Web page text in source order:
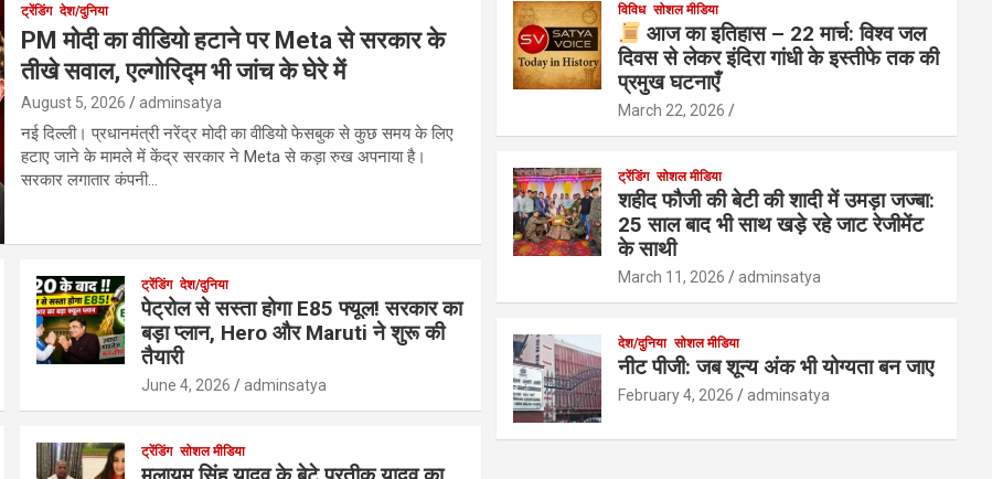
ट्रेंडिंग देश/दुनिया
PM मोदी का वीडियो हटाने पर Meta से सरकार के
तीखे सवाल, एल्गोरिद्म भी जांच के घेरे में
August 5, 2026 adminsatya
नई दिल्ली। प्रधानमंत्री नरेंद्र मोदी का वीडियो फेसबुक से कुछ समय के लिए
हटाए जाने के मामले में केंद्र सरकार ने Meta से कड़ा रुख अपनाया है।
सरकार लगातार कंपनी…
ट्रेंडिंग देश/दुनिया
पेट्रोल से सस्ता होगा E85 फ्यूल! सरकार का
बड़ा प्लान, Hero और Maruti ने शुरू की
तैयारी
June 4, 2026 adminsatya
ट्रेंडिंग सोशल मीडिया
विविध सोशल मीडिया
आज का इतिहास – 22 मार्च: विश्व जल
दिवस से लेकर इंदिरा गांधी के इस्तीफे तक की
प्रमुख घटनाएँ
March 22, 2026
ट्रेंडिंग सोशल मीडिया
शहीद फौजी की बेटी की शादी में उमड़ा जज्बा:
25 साल बाद भी साथ खड़े रहे जाट रेजीमेंट
के साथी
March 11, 2026 adminsatya
देश/दुनिया सोशल मीडिया
नीट पीजी: जब शून्य अंक भी योग्यता बन जाए
February 4, 2026 adminsatya